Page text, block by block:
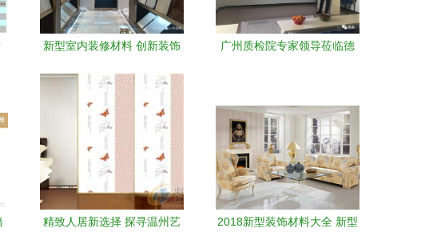
新型室内装修材料 创新装饰
广州质检院专家领导莅临德
精致人居新选择 探寻温州艺
2018新型装饰材料大全 新型